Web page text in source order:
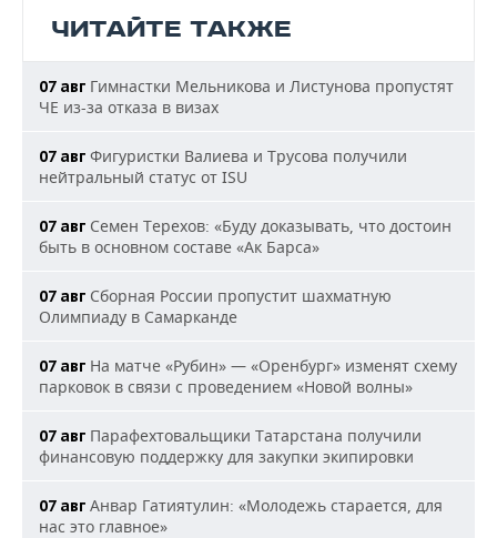
ЧИТАЙТЕ ТАКЖЕ
07 авг Гимнастки Мельникова и Листунова пропустят
ЧЕ из-за отказа в визах
07 авг Фигуристки Валиева и Трусова получили
нейтральный статус от ISU
07 авг Семен Терехов: «Буду доказывать, что достоин
быть в основном составе «Ак Барса»
07 авг Сборная России пропустит шахматную
Олимпиаду в Самарканде
07 авг На матче «Рубин» — «Оренбург» изменят схему
парковок в связи с проведением «Новой волны»
07 авг Парафехтовальщики Татарстана получили
финансовую поддержку для закупки экипировки
07 авг Анвар Гатиятулин: «Молодежь старается, для
нас это главное»